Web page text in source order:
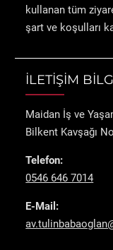
kullanan tüm
şart ve koşulları
İLETİŞİM
Maidan İş ve
Bilkent Kavşağı
Telefon:
0546 646 7014
E-Mail: